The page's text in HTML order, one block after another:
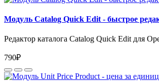
Модуль Catalog Quick Edit - быстрое
Редактор каталога Catalog Quick Edit для
790₽